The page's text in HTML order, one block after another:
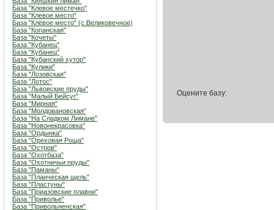
База "Клевое местечко"
База "Клевое место"
База "Клёвое место" (с.Великовечное)
База "Копанская"
База "Кочеты"
База "Кубанец"
База "Кубанец"
База "Кубанский хутор"
База "Кулики"
База "Лозовская"
База "Лотос"
База "Львовские пруды"
База "Малый Бейсуг"
База "Мирная"
База "Молдовановская"
База "На Сладком Лимане"
База "Новонекрасовка"
База "Ордынка"
База "Ореховая Роща"
База "Остров"
База "Охотбаза"
База "Охотничьи пруды"
База "Паманы"
База "Планческая щель"
База "Пластуны"
База "Приазовские плавни"
База "Приволье"
База "Привольненская"
Оцените базу: